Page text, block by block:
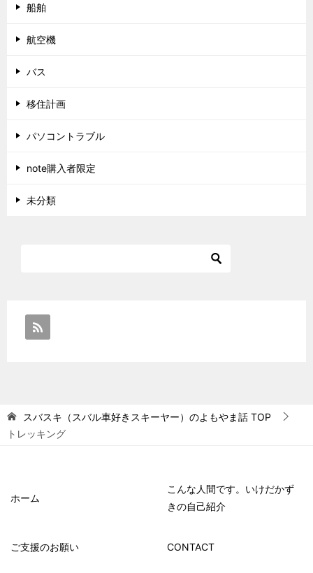
船舶
航空機
バス
移住計画
パソコントラブル
note購入者限定
未分類
スバスキ（スバル車好きスキーヤー）のよもやま話 TOP
トレッキング
ホーム
こんな人間です。いけだかず
きの自己紹介
ご支援のお願い CONTACT